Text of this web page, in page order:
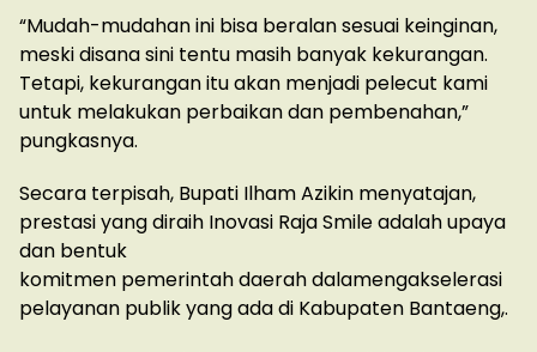
“Mudah-mudahan ini bisa beralan sesuai keinginan,
meski disana sini tentu masih banyak kekurangan.
Tetapi, kekurangan itu akan menjadi pelecut kami
untuk melakukan perbaikan dan pembenahan,”
pungkasnya.
Secara terpisah, Bupati Ilham Azikin menyatajan,
prestasi yang diraih Inovasi Raja Smile adalah upaya
dan bentuk
komitmen pemerintah daerah dalamengakselerasi
pelayanan publik yang ada di Kabupaten Bantaeng,.